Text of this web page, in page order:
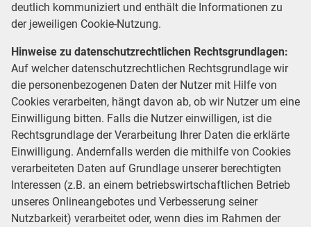
deutlich kommuniziert und enthält die Informationen zu
der jeweiligen Cookie-Nutzung.
Hinweise zu datenschutzrechtlichen Rechtsgrundlagen:
Auf welcher datenschutzrechtlichen Rechtsgrundlage wir
die personenbezogenen Daten der Nutzer mit Hilfe von
Cookies verarbeiten, hängt davon ab, ob wir Nutzer um eine
Einwilligung bitten. Falls die Nutzer einwilligen, ist die
Rechtsgrundlage der Verarbeitung Ihrer Daten die erklärte
Einwilligung. Andernfalls werden die mithilfe von Cookies
verarbeiteten Daten auf Grundlage unserer berechtigten
Interessen (z.B. an einem betriebswirtschaftlichen Betrieb
unseres Onlineangebotes und Verbesserung seiner
Nutzbarkeit) verarbeitet oder, wenn dies im Rahmen der